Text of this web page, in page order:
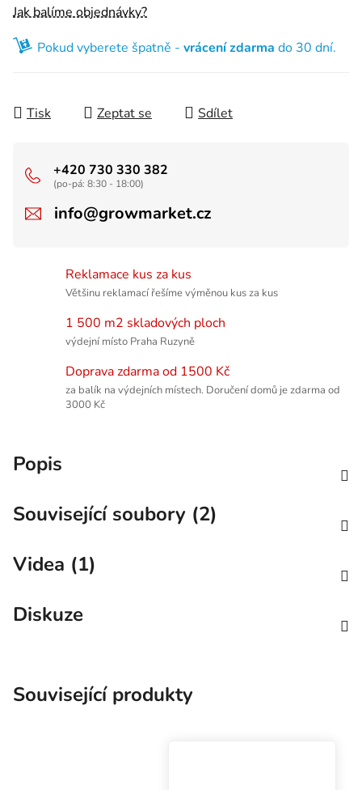
Jak balíme objednávky?
Pokud vyberete špatně - vrácení zdarma do 30 dní.
Tisk Zeptat se Sdílet
+420 730 330 382
(po-pá: 8:30 - 18:00)
info@growmarket.cz
Reklamace kus za kus
Většinu reklamací řešíme výměnou kus za kus
1 500 m2 skladových ploch
výdejní místo Praha Ruzyně
Doprava zdarma od 1500 Kč
za balík na výdejních místech. Doručení domů je zdarma od
3000 Kč
Popis
Související soubory (2)
Videa (1)
Diskuze
Související produkty